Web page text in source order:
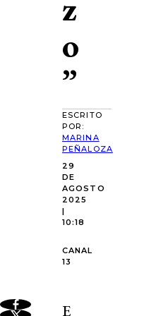
o
”
ESCRITO
POR:
MARINA
PEÑALOZA
29
DE
AGOSTO
2025
|
10:18
CANAL
13
E